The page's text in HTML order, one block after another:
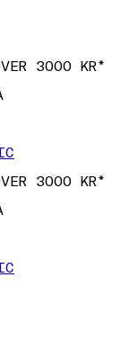
3000 KR*
3000 KR*